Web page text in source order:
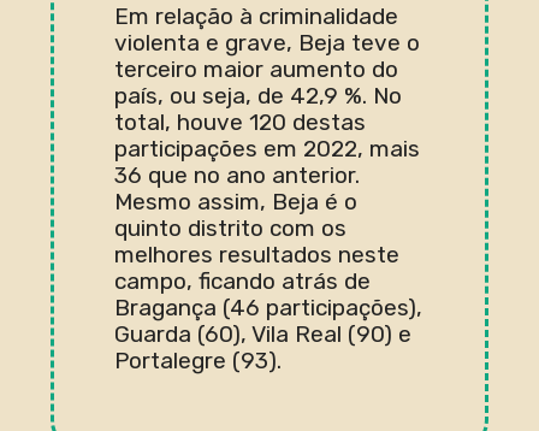
Em relação à criminalidade
violenta e grave, Beja teve o
terceiro maior aumento do
país, ou seja, de 42,9 %. No
total, houve 120 destas
participações em 2022, mais
36 que no ano anterior.
Mesmo assim, Beja é o
quinto distrito com os
melhores resultados neste
campo, ficando atrás de
Bragança (46 participações),
Guarda (60), Vila Real (90) e
Portalegre (93).